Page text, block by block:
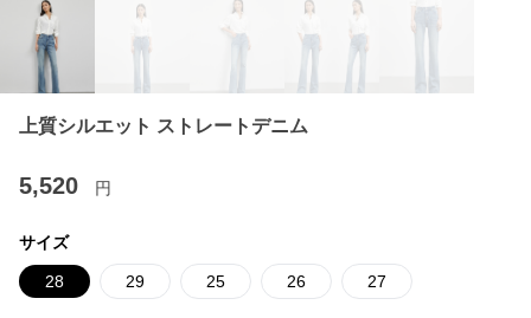
上質シルエット ストレートデニム
5,520 円
サイズ
28 29 25 26 27